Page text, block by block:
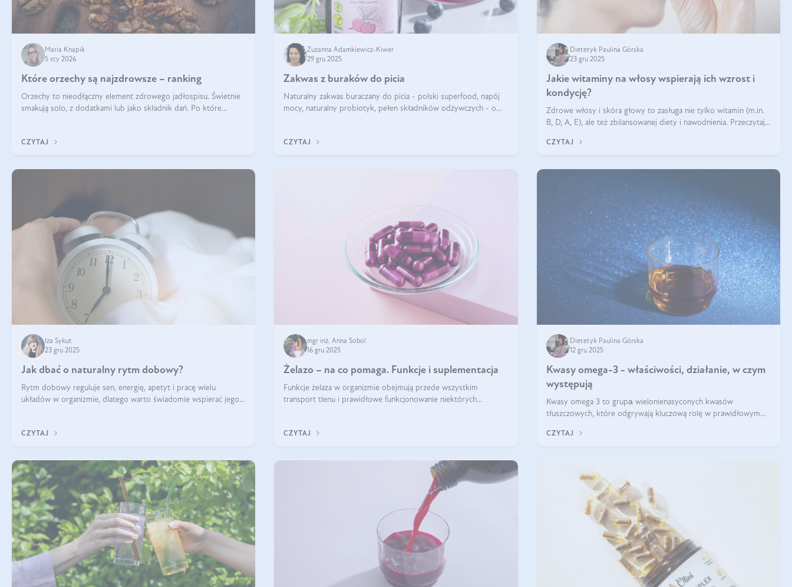
Maria Knapik
5 sty 2026
Które orzechy są najzdrowsze – ranking
Orzechy to nieodłączny element zdrowego jadłospisu. Świetnie
smakują solo, z dodatkami lub jako składnik dań. Po które
CZYTAJ
Zuzanna Adamkiewicz-Kiwer
29 gru 2025
Zakwas z buraków do picia
Naturalny zakwas buraczany do picia - polski superfood, napój
mocy, naturalny probiotyk, pełen składników odżywczych - o
CZYTAJ
Dietetyk Paulina Górska
23 gru 2025
Jakie witaminy na włosy wspierają ich wzrost i
kondycję?
Zdrowe włosy i skóra głowy to zasługa nie tylko witamin (m.in.
B, D, A, E), ale też zbilansowanej diety i nawodnienia. Przeczytaj
wypadanie włosów.
CZYTAJ
Iza Sykut
23 gru 2025
Jak dbać o naturalny rytm dobowy?
Rytm dobowy reguluje sen, energię, apetyt i pracę wielu
układów w organizmie, dlatego warto świadomie wspierać jego
CZYTAJ
mgr inż. Anna Sobol
16 gru 2025
Żelazo – na co pomaga. Funkcje i suplementacja
Funkcje żelaza w organizmie obejmują przede wszystkim
transport tlenu i prawidłowe funkcjonowanie niektórych
etapie życia.
CZYTAJ
Dietetyk Paulina Górska
12 gru 2025
Kwasy omega-3 - właściwości, działanie, w czym
występują
Kwasy omega 3 to grupа wielonienasyconych kwasów
tłuszczowych, które odgrywają kluczową rolę w prawidłowym
układu odpornościowego.
CZYTAJ